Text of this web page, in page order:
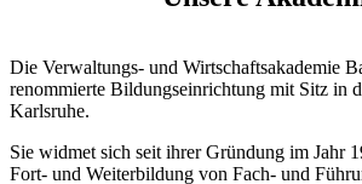
Die Verwaltungs- und Wirtschaftsakademie
renommierte Bildungseinrichtung mit Sitz in
Karlsruhe.
Sie widmet sich seit ihrer Gründung im Jahr
Fort- und Weiterbildung von Fach- und